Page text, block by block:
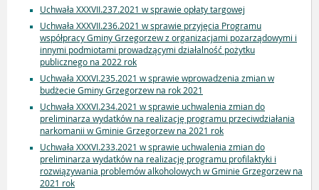
Uchwała XXXVII.237.2021 w sprawie opłaty targowej
Uchwała XXXVII.236.2021 w sprawie przyjęcia Programu
współpracy Gminy Grzegorzew z organizacjami pozarządowymi i
innymi podmiotami prowadzącymi działalność pożytku
publicznego na 2022 rok
Uchwała XXXVI.235.2021 w sprawie wprowadzenia zmian w
budżecie Gminy Grzegorzew na rok 2021
Uchwała XXXVI.234.2021 w sprawie uchwalenia zmian do
preliminarza wydatków na realizację programu przeciwdziałania
narkomanii w Gminie Grzegorzew na 2021 rok
Uchwała XXXVI.233.2021 w sprawie uchwalenia zmian do
preliminarza wydatków na realizację programu profilaktyki i
rozwiązywania problemów alkoholowych w Gminie Grzegorzew na
2021 rok